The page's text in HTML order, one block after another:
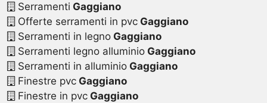
Serramenti Gaggiano
Offerte serramenti in pvcGaggiano
Serramenti in legnoGaggiano
Serramenti legno alluminioGaggiano
Serramenti in alluminioGaggiano
Finestre pvcGaggiano
Finestre in pvcGaggiano